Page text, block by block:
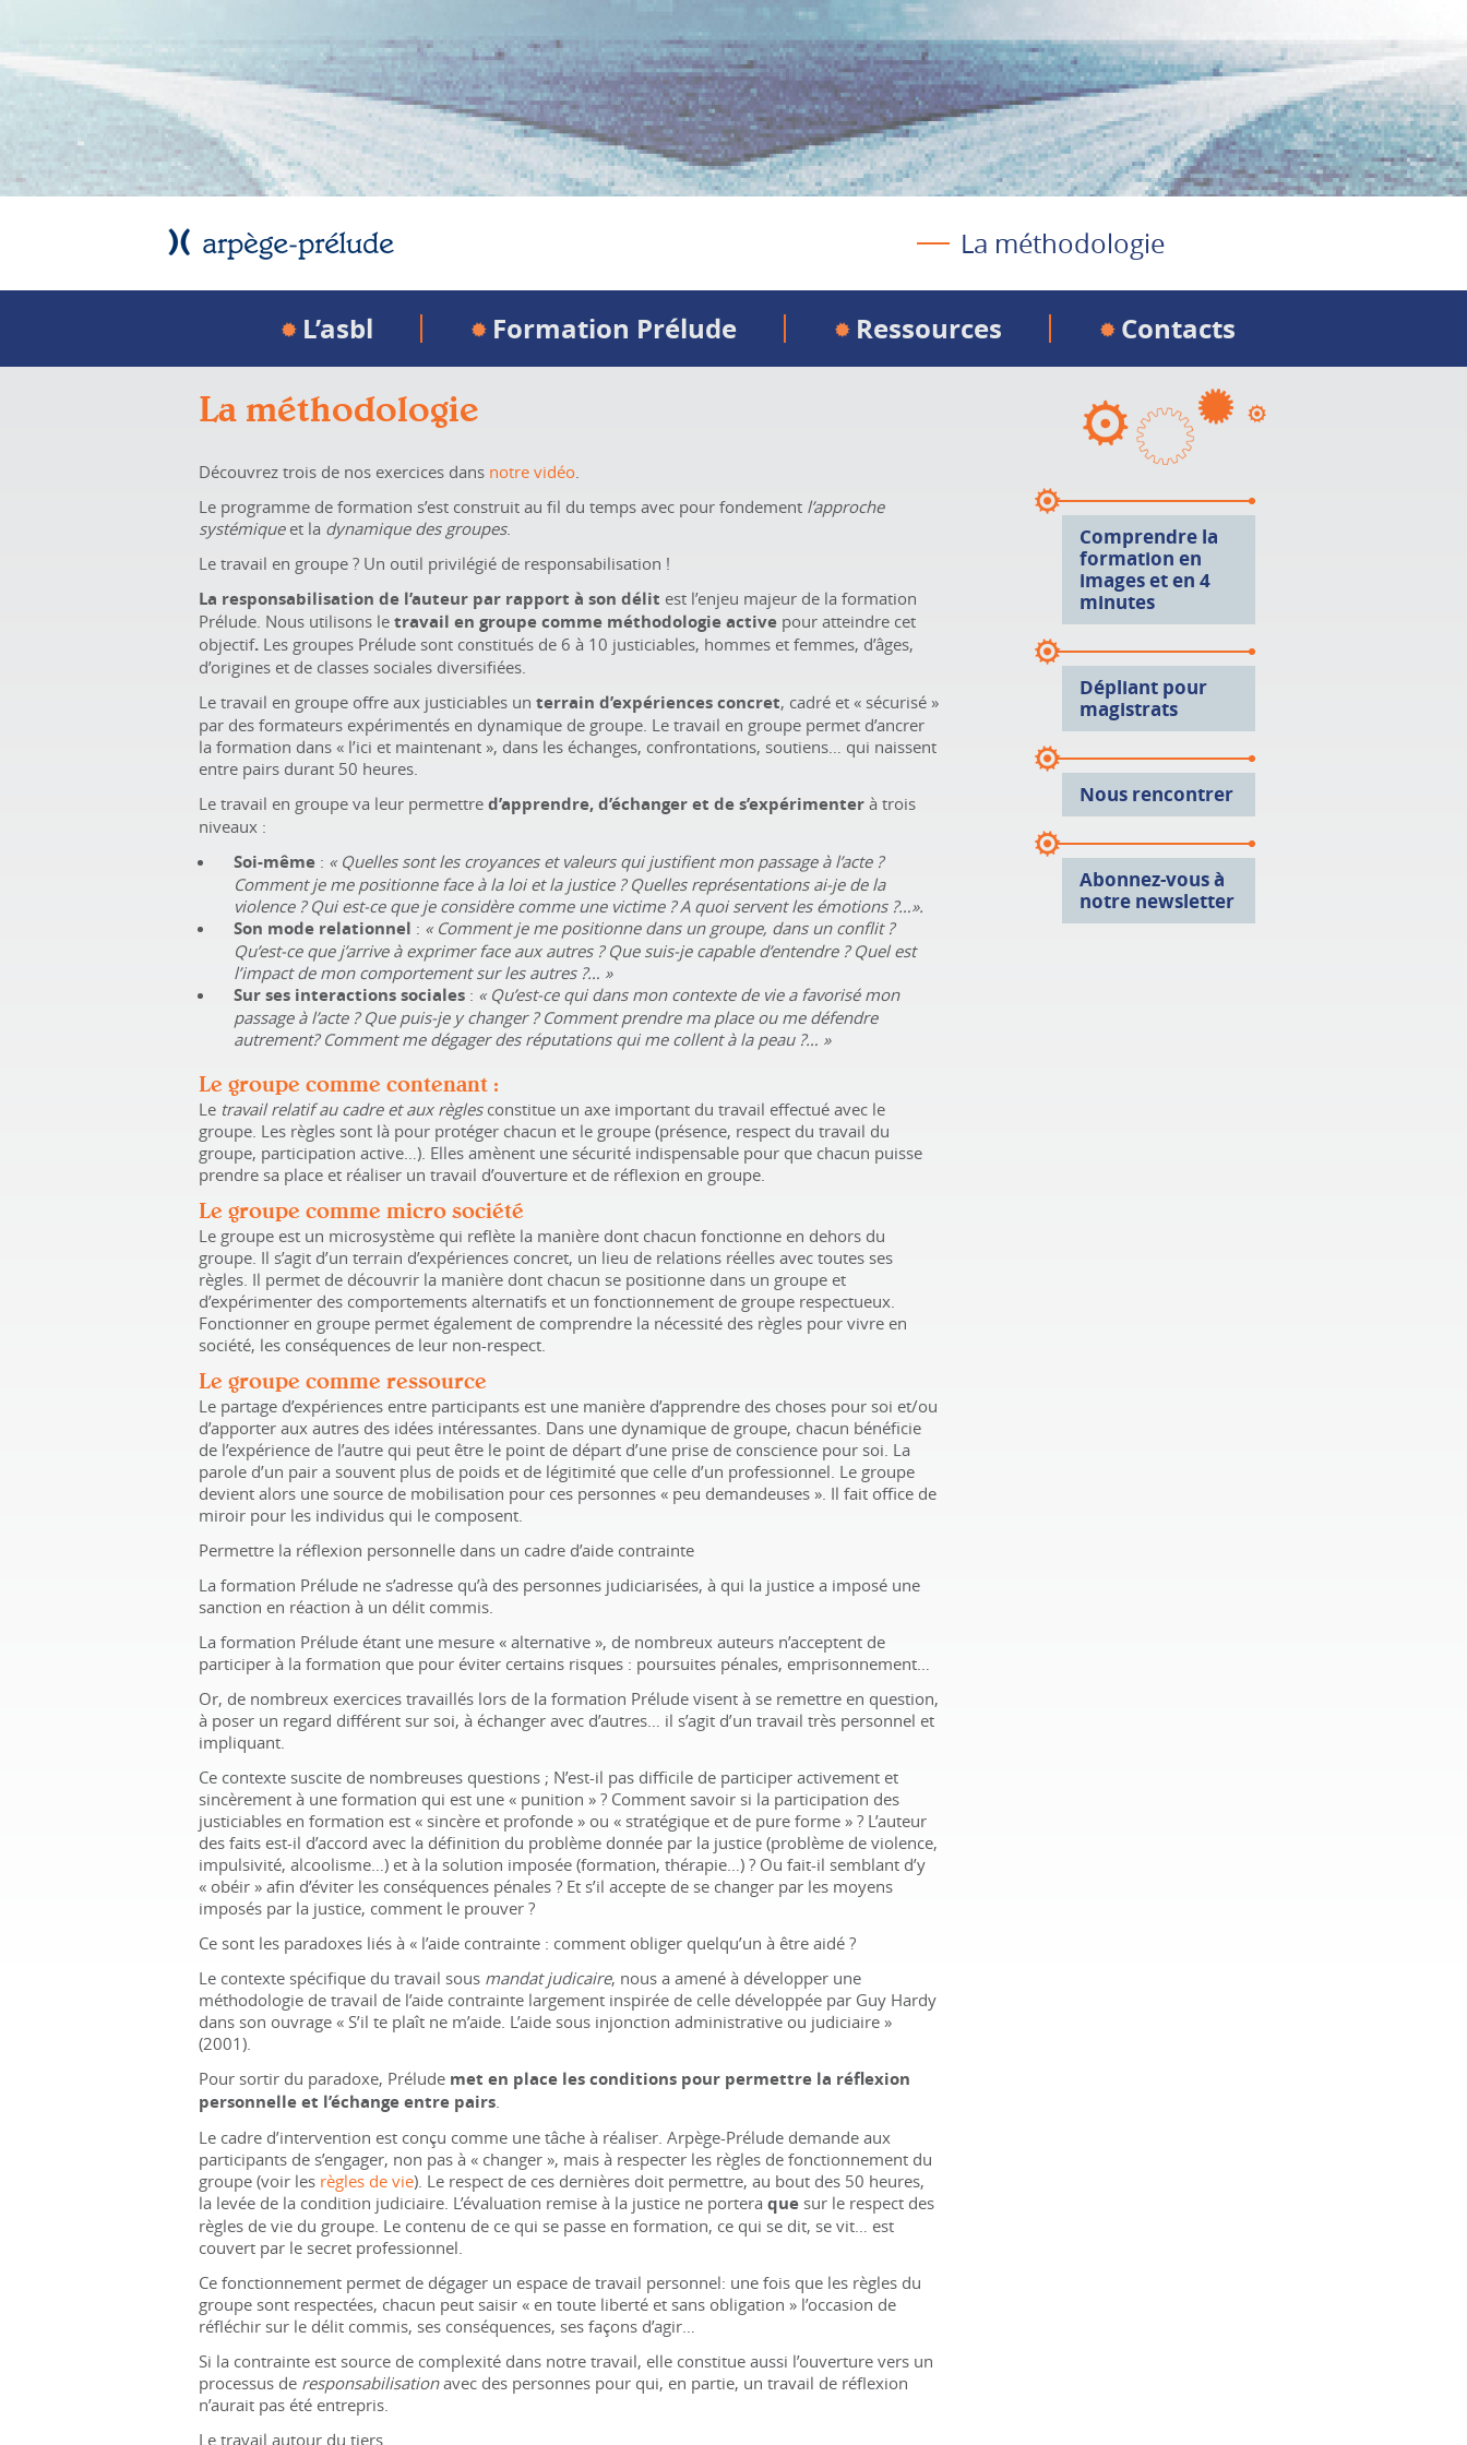
La méthodologie
L’asbl Formation Prélude Ressources Contacts
La méthodologie
Découvrez trois de nos exercices dans notre vidéo
Le programme de formation s’est construit au fil du temps avec pour fondement l’approche
systémiqueet la dynamique des groupes.
Le travail en groupe ? Un outil privilégié de responsabilisation !
La responsabilisation de l’auteur par rapport à son délit est l’enjeu majeur de la formation
Prélude. Nous utilisons le travail en groupe comme méthodologie active pour atteindre cet
objectif. Les groupes Prélude sont constitués de 6 à 10 justiciables, hommes et femmes, d’âges,
d’origines et de classes sociales diversifiées.
Le travail en groupe offre aux justiciables un terrain d’expériences concret, cadré et « sécurisé »
par des formateurs expérimentés en dynamique de groupe. Le travail en groupe permet d’ancrer
la formation dans « l’ici et maintenant », dans les échanges, confrontations, soutiens… qui naissent
entre pairs durant 50 heures.
Le travail en groupe va leur permettre d’apprendre, d’échanger et de s’expérimenter à trois
niveaux :
Soi-même : « Quelles sont les croyances et valeurs qui justifient mon passage à l’acte ?
Comment je me positionne face à la loi et la justice ? Quelles représentations ai-je de la
violence ? Qui est-ce que je considère comme une victime ? A quoi servent les émotions ?…».
Son mode relationnel : « Comment je me positionne dans un groupe, dans un conflit ?
Qu’est-ce que j’arrive à exprimer face aux autres ? Que suis-je capable d’entendre ? Quel est
l’impact de mon comportement sur les autres ?… »
Sur ses interactions sociales : « Qu’est-ce qui dans mon contexte de vie a favorisé mon
passage à l’acte ? Que puis-je y changer ? Comment prendre ma place ou me défendre
autrement? Comment me dégager des réputations qui me collent à la peau ?… »
Le groupe comme contenant :
Le travail relatif au cadre et aux règlesconstitue un axe important du travail effectué avec le
groupe. Les règles sont là pour protéger chacun et le groupe (présence, respect du travail du
groupe, participation active…). Elles amènent une sécurité indispensable pour que chacun puisse
prendre sa place et réaliser un travail d’ouverture et de réflexion en groupe.
Le groupe comme micro société
Le groupe est un microsystème qui reflète la manière dont chacun fonctionne en dehors du
groupe. Il s’agit d’un terrain d’expériences concret, un lieu de relations réelles avec toutes ses
règles. Il permet de découvrir la manière dont chacun se positionne dans un groupe et
d’expérimenter des comportements alternatifs et un fonctionnement de groupe respectueux.
Fonctionner en groupe permet également de comprendre la nécessité des règles pour vivre en
société, les conséquences de leur non-respect.
Le groupe comme ressource
Le partage d’expériences entre participants est une manière d’apprendre des choses pour soi et/ou
d’apporter aux autres des idées intéressantes. Dans une dynamique de groupe, chacun bénéficie
de l’expérience de l’autre qui peut être le point de départ d’une prise de conscience pour soi. La
parole d’un pair a souvent plus de poids et de légitimité que celle d’un professionnel. Le groupe
devient alors une source de mobilisation pour ces personnes « peu demandeuses ». Il fait office de
miroir pour les individus qui le composent.
Permettre la réflexion personnelle dans un cadre d’aide contrainte
La formation Prélude ne s’adresse qu’à des personnes judiciarisées, à qui la justice a imposé une
sanction en réaction à un délit commis.
La formation Prélude étant une mesure « alternative », de nombreux auteurs n’acceptent de
participer à la formation que pour éviter certains risques : poursuites pénales, emprisonnement…
Or, de nombreux exercices travaillés lors de la formation Prélude visent à se remettre en question,
à poser un regard différent sur soi, à échanger avec d’autres… il s’agit d’un travail très personnel et
impliquant.
Ce contexte suscite de nombreuses questions ; N’est-il pas difficile de participer activement et
sincèrement à une formation qui est une « punition » ? Comment savoir si la participation des
justiciables en formation est « sincère et profonde » ou « stratégique et de pure forme » ? L’auteur
des faits est-il d’accord avec la définition du problème donnée par la justice (problème de violence,
impulsivité, alcoolisme…) et à la solution imposée (formation, thérapie…) ? Ou fait-il semblant d’y
« obéir » afin d’éviter les conséquences pénales ? Et s’il accepte de se changer par les moyens
imposés par la justice, comment le prouver ?
Ce sont les paradoxes liés à « l’aide contrainte : comment obliger quelqu’un à être aidé ?
Le contexte spécifique du travail sous mandat judicaire, nous a amené à développer une
méthodologie de travail de l’aide contrainte largement inspirée de celle développée par Guy Hardy
dans son ouvrage « S’il te plaît ne m’aide. L’aide sous injonction administrative ou judiciaire »
(2001).
Pour sortir du paradoxe, Prélude met en place les conditions pour permettre la réflexion
personnelle et l’échange entre pairs
Le cadre d’intervention est conçu comme une tâche à réaliser. Arpège-Prélude demande aux
participants de s’engager, non pas à « changer », mais à respecter les règles de fonctionnement du
groupe (voir les règles de vie). Le respect de ces dernières doit permettre, au bout des 50 heures,
la levée de la condition judiciaire. L’évaluation remise à la justice ne portera que sur le respect des
règles de vie du groupe. Le contenu de ce qui se passe en formation, ce qui se dit, se vit… est
couvert par le secret professionnel.
Ce fonctionnement permet de dégager un espace de travail personnel: une fois que les règles du
groupe sont respectées, chacun peut saisir « en toute liberté et sans obligation » l’occasion de
réfléchir sur le délit commis, ses conséquences, ses façons d’agir…
Si la contrainte est source de complexité dans notre travail, elle constitue aussi l’ouverture vers un
processus de responsabilisationavec des personnes pour qui, en partie, un travail de réflexion
n’aurait pas été entrepris.
Le travail autour du tiers
Comprendre la
formation en
images et en 4
minutes
Dépliant pour
magistrats
Nous rencontrer
Abonnez-vous à
notre newsletter